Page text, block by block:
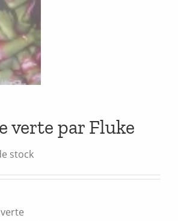
verte par Fluke
stock